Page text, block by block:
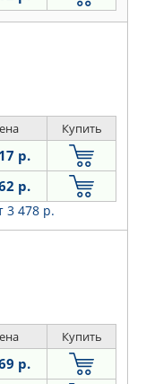
Купить
р.
р.
3 478 р.
Купить
р.